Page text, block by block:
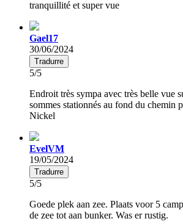
tranquillité et super vue
Gael17
30/06/2024
Tradurre
5/5
Endroit très sympa avec très belle vue
sommes stationnés au fond du chemin
Nickel
EvelVM
19/05/2024
Tradurre
5/5
Goede plek aan zee. Plaats voor 5
de zee tot aan bunker. Was er rustig.